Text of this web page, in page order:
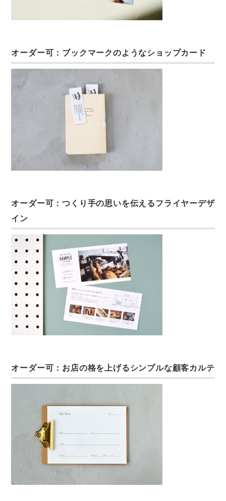
オーダー可：ブックマークのようなショップカード
オーダー可：つくり手の思いを伝えるフライヤーデザ
イン
オーダー可：お店の格を上げるシンプルな顧客カルテ